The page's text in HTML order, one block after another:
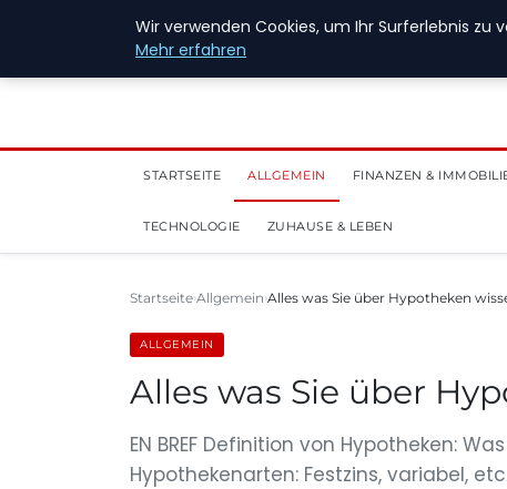
28. Juli 2026
STARTSEITE ALLGEMEIN FINANZEN &
TECHNOLOGIE ZUHAUSE & LEBEN
Startseite Allgemein Alles was Sie über Hypotheken
ALLGEMEIN
Alles was Sie über
EN BREF Definition von Hypotheken:
Hypothekenarten: Festzins, variabel,
Wir verwenden Cookies, um Ihr Surferlebnis
Mehr erfahren